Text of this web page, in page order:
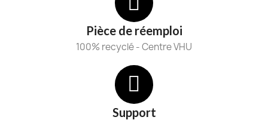
Pièce de réemploi
100% recyclé - Centre VHU
Support